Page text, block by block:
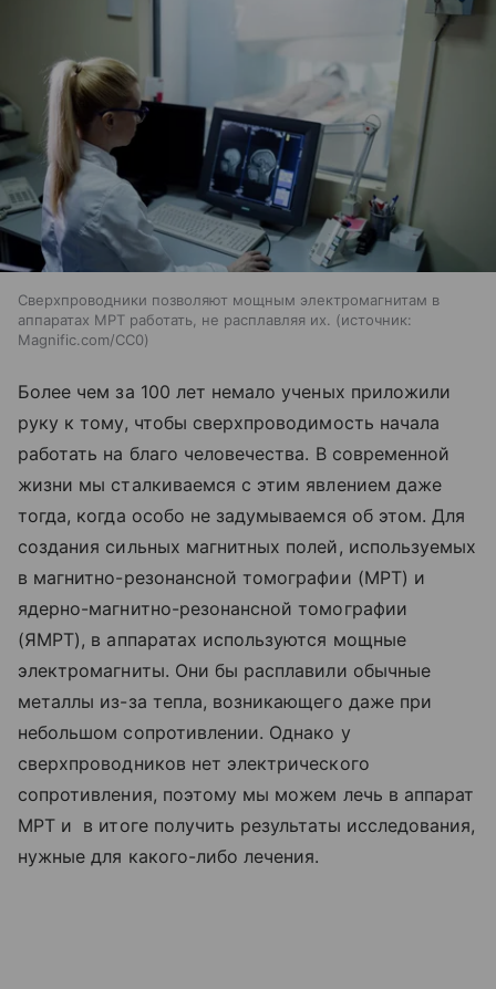
Сверхпроводники позволяют мощным электромагнитам в
аппаратах МРТ работать, не расплавляя их.
источник:
Magnific.com/CC0
Более чем за 100 лет немало ученых приложили
руку к тому, чтобы сверхпроводимость начала
работать на благо человечества. В современной
жизни мы сталкиваемся с этим явлением даже
тогда, когда особо не задумываемся об этом. Для
создания сильных магнитных полей, используемых
в магнитно-резонансной томографии (МРТ) и
ядерно-магнитно-резонансной томографии
(ЯМРТ), в аппаратах используются мощные
электромагниты. Они бы расплавили обычные
металлы из-за тепла, возникающего даже при
небольшом сопротивлении. Однако у
сверхпроводников нет электрического
сопротивления, поэтому мы можем лечь в аппарат
МРТ и в итоге получить результаты исследования,
нужные для какого-либо лечения.